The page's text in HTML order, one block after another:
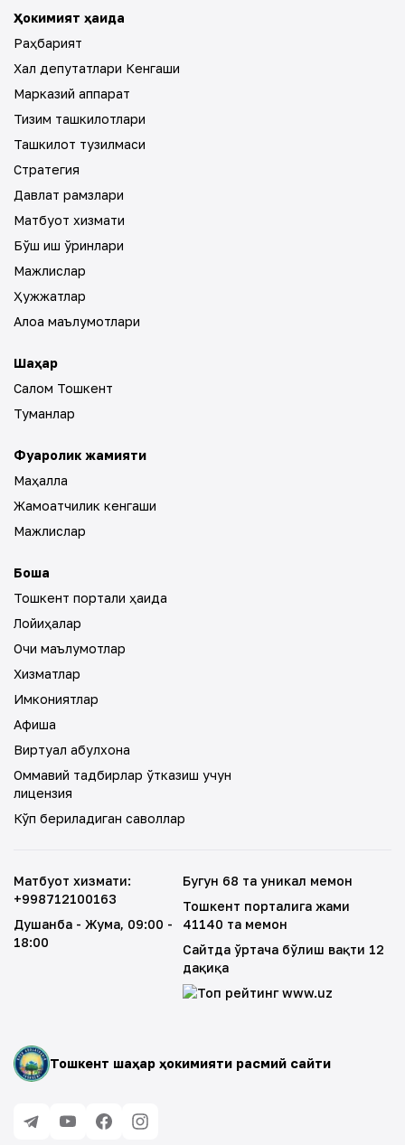
Ҳокимият ҳақида
Раҳбарият
Халқ депутатлари Кенгаши
Марказий аппарат
Тизим ташкилотлари
Ташкилот тузилмаси
Стратегия
Давлат рамзлари
Матбуот хизмати
Бўш иш ўринлари
Мажлислар
Ҳужжатлар
Алоқа маълумотлари
Шаҳар
Салом Тошкент
Туманлар
Фуқаролик жамияти
Маҳалла
Жамоатчилик кенгаши
Мажлислар
Бошқа
Тошкент портали ҳақида
Лойиҳалар
Очиқ маълумотлар
Хизматлар
Имкониятлар
Афиша
Виртуал қабулхона
Оммавий тадбирлар ўтказиш учун
лицензия
Кўп бериладиган саволлар
Тошкент шаҳар ҳокимияти расмий сайти
Матбуот хизмати:
+998712100163
Душанба - Жума, 09:00 -
18:00
Бугун 68 та уникал меҳмон
Тошкент порталига жами
41140 та меҳмон
Сайтда ўртача бўлиш вақти 12
дақиқа